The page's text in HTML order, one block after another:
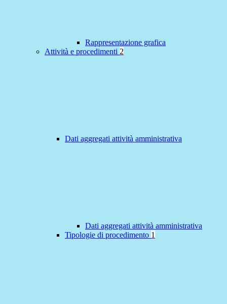
Rappresentazione grafica
Attività e procedimenti 2
Dati aggregati attività amministrativa
Dati aggregati attività amministrativa
Tipologie di procedimento 1